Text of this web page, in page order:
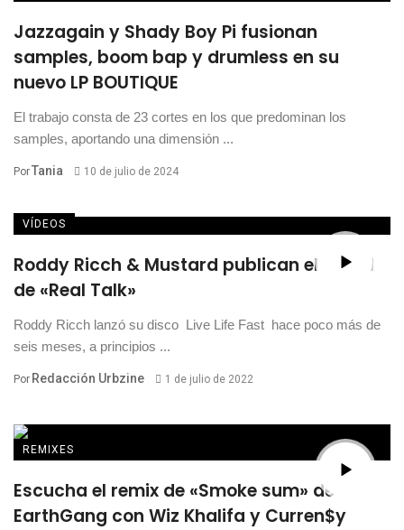
Jazzagain y Shady Boy Pi fusionan
samples, boom bap y drumless en su
nuevo LP BOUTIQUE
El trabajo consta de 23 cortes en los que predominan los
samples, aportando una dimensión ...
PorTania 10 de julio de 2024
VÍDEOS
Roddy Ricch & Mustard publican el visual
de «Real Talk»
Roddy Ricch lanzó su disco Live Life Fast hace poco más de
seis meses, a principios ...
Por Redacción Urbzine 1 de julio de 2022
REMIXES
Escucha el remix de «Smoke sum» de
EarthGang con Wiz Khalifa y Curren$y